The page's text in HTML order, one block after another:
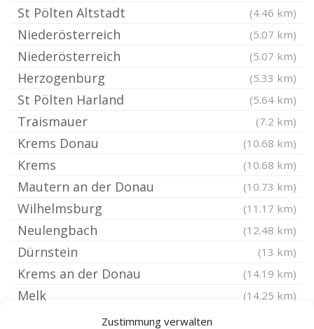
Zustimmung verwalten
St Pölten Altstadt (4.46 km)
Niederösterreich (5.07 km)
Niederösterreich (5.07 km)
Herzogenburg (5.33 km)
St Pölten Harland (5.64 km)
Traismauer (7.2 km)
Krems Donau (10.68 km)
Krems (10.68 km)
Mautern an der Donau (10.73 km)
Wilhelmsburg (11.17 km)
Neulengbach (12.48 km)
Dürnstein (13 km)
Krems an der Donau (14.19 km)
Melk (14.25 km)